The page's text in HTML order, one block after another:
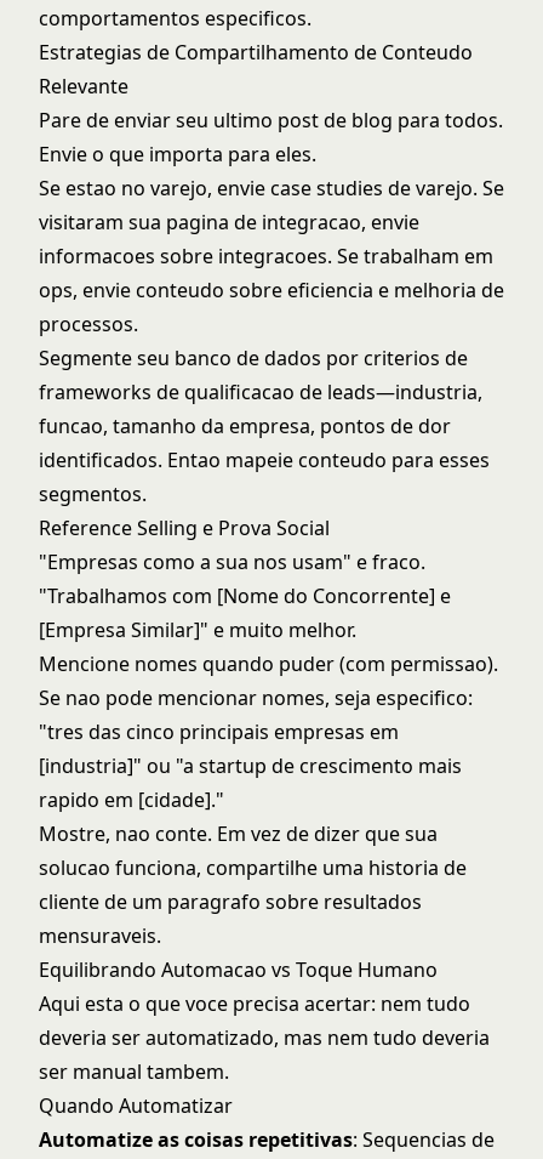
comportamentos especificos.
Estrategias de Compartilhamento de Conteudo
Relevante
Pare de enviar seu ultimo post de blog para todos.
Envie o que importa para eles.
Se estao no varejo, envie case studies de varejo. Se
visitaram sua pagina de integracao, envie
informacoes sobre integracoes. Se trabalham em
ops, envie conteudo sobre eficiencia e melhoria de
processos.
Segmente seu banco de dados por criterios de
frameworks de qualificacao de leads—industria,
funcao, tamanho da empresa, pontos de dor
identificados. Entao mapeie conteudo para esses
segmentos.
Reference Selling e Prova Social
"Empresas como a sua nos usam" e fraco.
"Trabalhamos com [Nome do Concorrente] e
[Empresa Similar]" e muito melhor.
Mencione nomes quando puder (com permissao).
Se nao pode mencionar nomes, seja especifico:
"tres das cinco principais empresas em
[industria]" ou "a startup de crescimento mais
rapido em [cidade]."
Mostre, nao conte. Em vez de dizer que sua
solucao funciona, compartilhe uma historia de
cliente de um paragrafo sobre resultados
mensuraveis.
Equilibrando Automacao vs Toque Humano
Aqui esta o que voce precisa acertar: nem tudo
deveria ser automatizado, mas nem tudo deveria
ser manual tambem.
Quando Automatizar
Automatize as coisas repetitivas: Sequencias de